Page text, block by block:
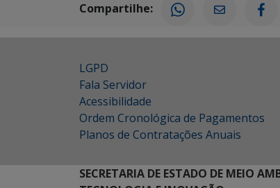
Compartilhe:
LGPD
Fala Servidor
Acessibilidade
Ordem Cronológica de Pagamentos
Planos de Contratações Anuais
SECRETARIA DE ESTADO DE MEIO